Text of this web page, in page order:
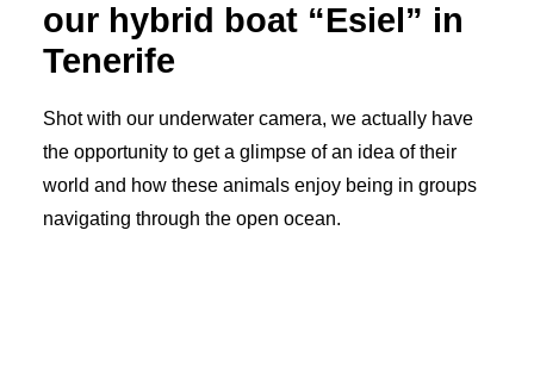
our hybrid boat “Esiel” in
Tenerife
Shot with our underwater camera, we actually have
the opportunity to get a glimpse of an idea of their
world and how these animals enjoy being in groups
navigating through the open ocean.